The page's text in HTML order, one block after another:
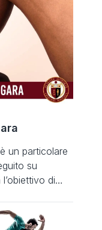
effetti
Crampi
Post-
ad un
e di
un particolare
su
di
prevenire gli
Sportivo Pre-